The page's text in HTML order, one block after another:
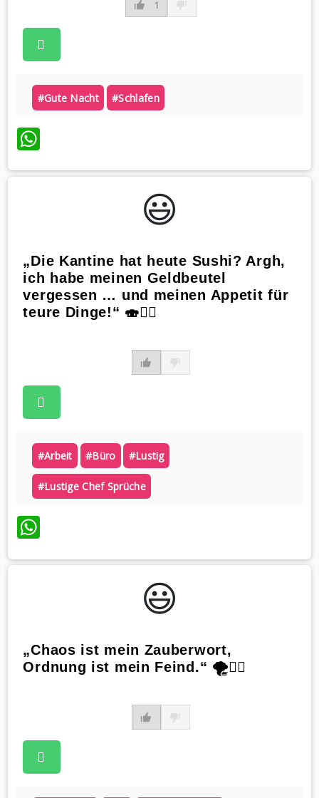
1
#gute Nacht #schlafen
WhatsApp
😃️
„Die Kantine hat heute Sushi? Argh,
ich habe meinen Geldbeutel
vergessen … und meinen Appetit für
teure Dinge!“ 🍣🤷‍♂️
#arbeit #büro #lustig
#lustige Chef Sprüche
WhatsApp
😃️
„Chaos ist mein Zauberwort,
Ordnung ist mein Feind.“ 🌪️🤷‍♂️